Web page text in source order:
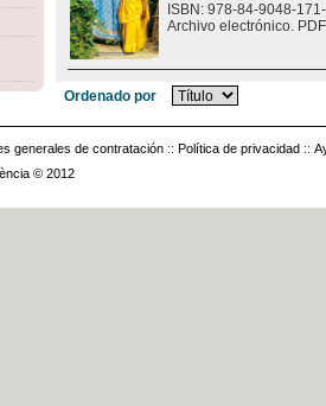
ISBN: 978-84-9048-
Archivo electrónico.
Ordenado por
generales de contratación :: Política de privacidad ::
© 2012